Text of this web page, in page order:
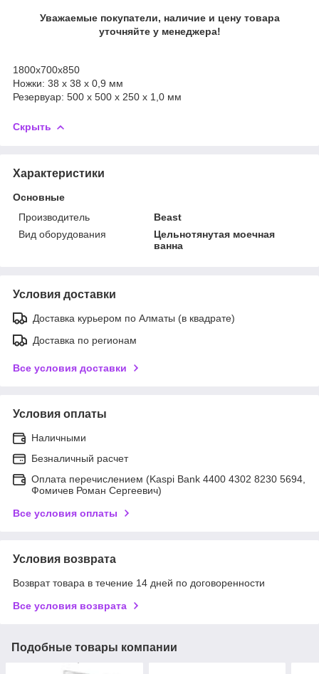
Уважаемые покупатели, наличие и цену товара
уточняйте у менеджера!
1800х700х850
Ножки: 38 x 38 x 0,9 мм
Резервуар: 500 x 500 x 250 x 1,0 мм
Скрыть
Характеристики
Основные
Производитель
Beast
Вид оборудования
Цельнотянутая моечная
ванна
Условия доставки
Доставка курьером по Алматы (в квадрате)
Доставка по регионам
Все условия доставки
Условия оплаты
Наличными
Безналичный расчет
Оплата перечислением (Kaspi Bank 4400 4302 8230 5694,
Фомичев Роман Сергеевич)
Все условия оплаты
Условия возврата
Возврат товара в течение 14 дней по договоренности
Все условия возврата
Подобные товары компании